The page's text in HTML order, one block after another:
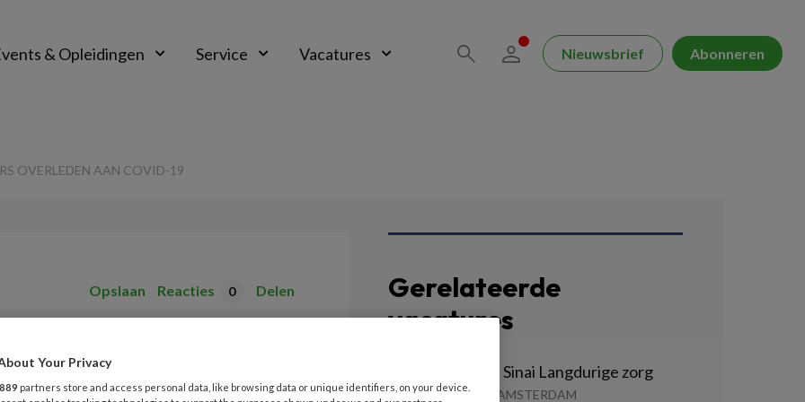
& Opleidingen Service Vacatures Nieuwsbrief Abonneren
OVERLEDEN AAN COVID-19
Opslaan Reacties 0 Delen
Gerelateerde
vacatures
Verzorgende IG Sinai Langdurige zorg
SINAI CENTRUM | AMSTERDAM
Your Privacy
889 partners store and access personal data, like browsing data or unique identifiers, on your device.